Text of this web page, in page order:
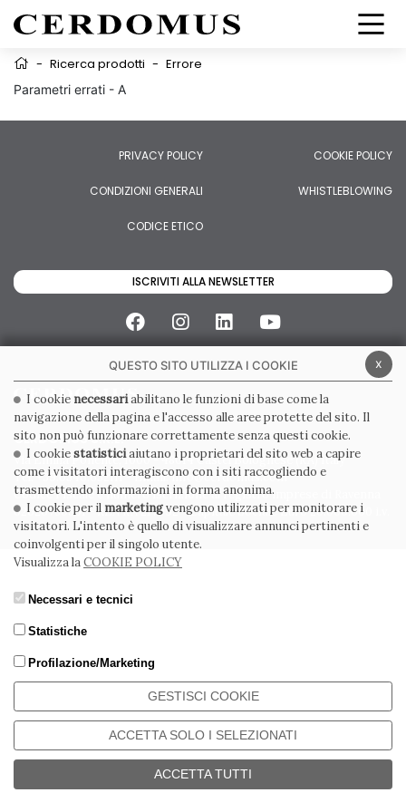
- Ricerca prodotti - Errore
Parametri errati - A
CERDOMUS S.R.L.
Via Emilia Ponente, 1000 - 48014 Castel Bolognese (RA) Italy
Tel. +39.0546.652111 - Email: info@cerdomus.com
Codice Fiscale e numero iscrizione al registro imprese di Ravenna
02620780391 - REA RA 217992 - Capitale Sociale Euro 20.000.000 i.v.
PRIVACY POLICY COOKIE POLICY
CONDIZIONI GENERALI WHISTLEBLOWING
CODICE ETICO
ISCRIVITI ALLA NEWSLETTER
x
QUESTO SITO UTILIZZA I COOKIE
I cookie necessariabilitano le funzioni di base come la
navigazione della pagina e l'accesso alle aree protette del sito. Il
sito non può funzionare correttamente senza questi cookie.
I cookiestatisticiaiutano i proprietari del sito web a capire
come i visitatori interagiscono con i siti raccogliendo e
trasmettendo informazioni in forma anonima.
I cookie per il marketingvengono utilizzati per monitorare i
visitatori. L'intento è quello di visualizzare annunci pertinenti e
coinvolgenti per il singolo utente.
Visualizza laCOOKIE POLICY
Necessari e tecnici
Statistiche
Profilazione/Marketing
GESTISCI COOKIE
ACCETTA SOLO I SELEZIONATI
ACCETTA TUTTI